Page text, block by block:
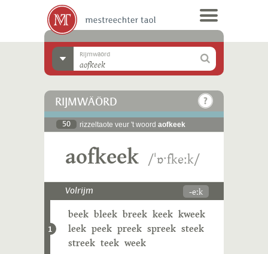
Rijmwäörd
RIJMWÄÖRD
50 rizzeltaote veur 't woord aofkeek
aofkeek /ˈɒˑfkeːk/
Volrijm -eːk
1
beek bleek breek keek kweek
leek peek preek spreek steek
streek teek week